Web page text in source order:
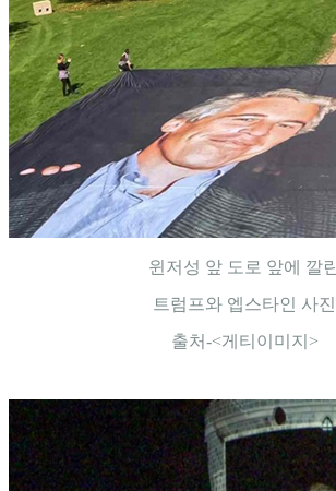
윈저성 앞 도로 앞에 깔린
트럼프와 엡스타인 사진
출처-<게티이미지>